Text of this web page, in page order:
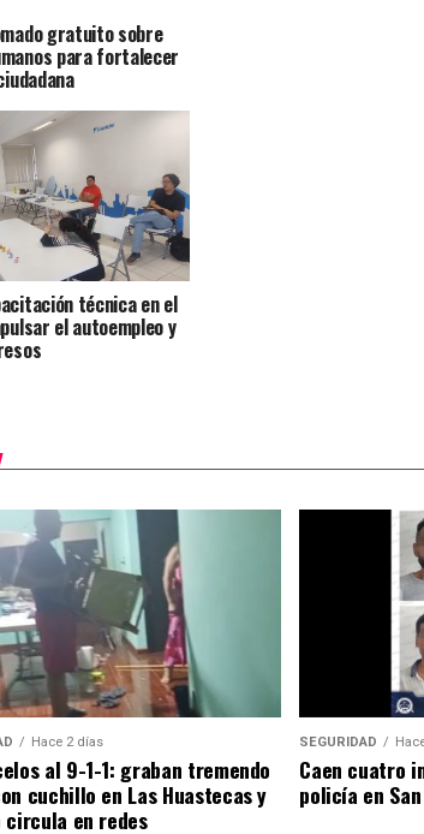
gratuito sobre
para fortalecer
técnica en el
el autoempleo y
Hace 2 días
al 9-1-1: graban tremendo
cuchillo en Las Huastecas y
circula en redes
SEGURIDAD
Caen cuatro
policía en